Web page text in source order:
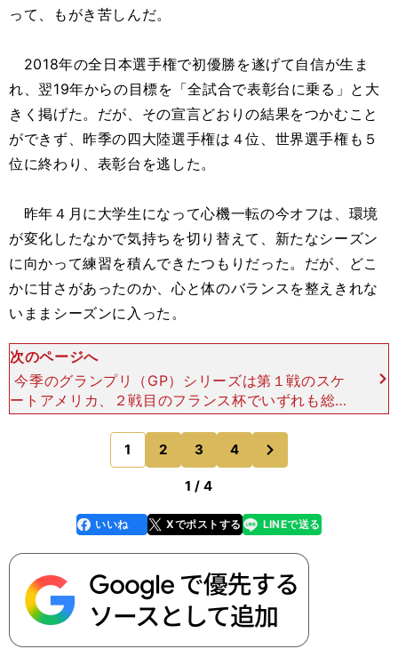
って、もがき苦しんだ。
2018年の全日本選手権で初優勝を遂げて自信が生ま
れ、翌19年からの目標を「全試合で表彰台に乗る」と大
きく掲げた。だが、その宣言どおりの結果をつかむこと
ができず、昨季の四大陸選手権は４位、世界選手権も５
位に終わり、表彰台を逃した。
昨年４月に大学生になって心機一転の今オフは、環境
が変化したなかで気持ちを切り替えて、新たなシーズン
に向かって練習を積んできたつもりだった。だが、どこ
かに甘さがあったのか、心と体のバランスを整えきれな
いままシーズンに入った。
次のページへ
今季のグランプリ（GP）シリーズは第１戦のスケ
ートアメリカ、２戦目のフランス杯でいずれも総合
４位。GPシリーズ上位６人が進出するGPファイナ
ルへの出場を逃した。得意のジャンプが不調で不甲
斐ない演技が続
1 2 3 4
のページへ
1 / 4
faceboo
k
いいね Xでポストする
line LINEで送る